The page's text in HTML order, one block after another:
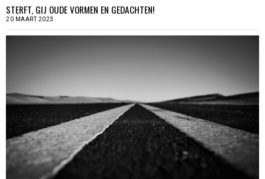
STERFT, GIJ OUDE VORMEN EN GEDACHTEN!
20 MAART 2023